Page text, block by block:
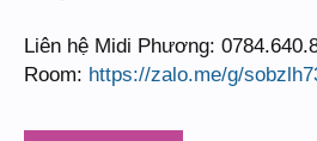
Liên hệ Midi Phương:
Room: https://zalo.me/g/